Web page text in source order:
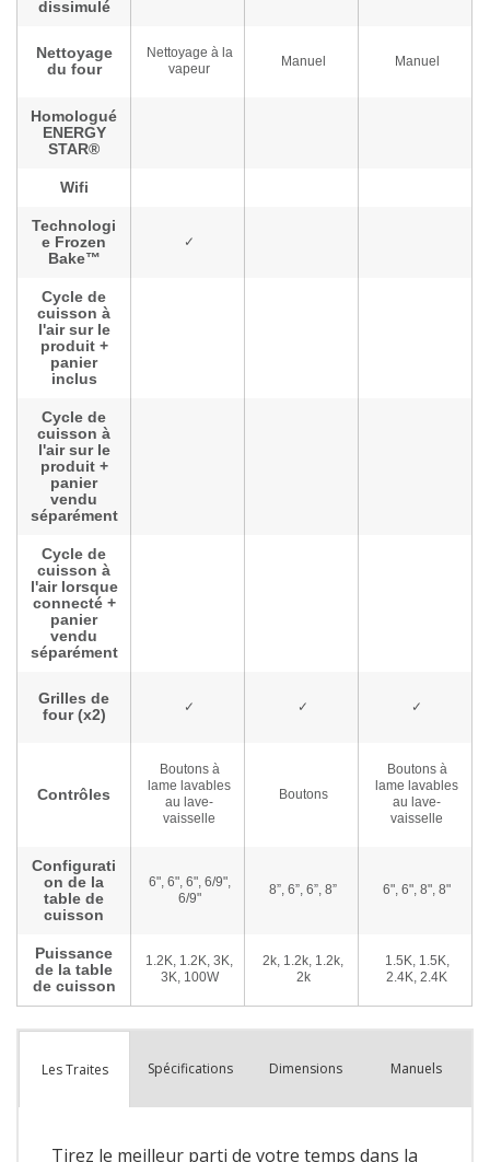
Les Traites Spécifications Dimensions Manuels
Tirez le meilleur parti de votre temps dans la